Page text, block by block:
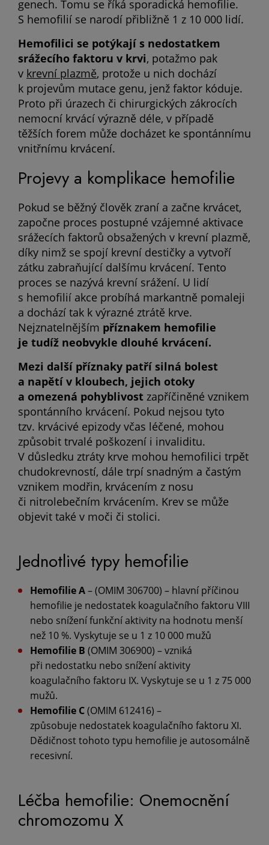
genech. Tomu se říká sporadická hemofilie.
S hemofilií se narodí přibližně 1 z 10 000 lidí.
Hemofilici se potýkají s nedostatkem
srážecího faktoru v krvi, potažmo pak
v krevní plazmě, protože u nich dochází
k projevům mutace genu, jenž faktor kóduje.
Proto při úrazech či chirurgických zákrocích
nemocní krvácí výrazně déle, v případě
těžších forem může docházet ke spontánnímu
vnitřnímu krvácení.
Projevy a komplikace hemofilie
Pokud se běžný člověk zraní a začne krvácet,
započne proces postupné vzájemné aktivace
srážecích faktorů obsažených v krevní plazmě,
díky nimž se spojí krevní destičky a vytvoří
zátku zabraňující dalšímu krvácení. Tento
proces se nazývá krevní srážení. U lidí
s hemofilií akce probíhá markantně pomaleji
a dochází tak k výrazné ztrátě krve.
Nejznatelnějším příznakem hemofilie
je tudíž neobvykle dlouhé krvácení.
Mezi další příznaky patří silná bolest
a napětí v kloubech, jejich otoky
a omezená pohyblivost zapříčiněné vznikem
spontánního krvácení. Pokud nejsou tyto
tzv. krvácivé epizody včas léčené, mohou
způsobit trvalé poškození i invaliditu.
V důsledku ztráty krve mohou hemofilici trpět
chudokrevností, dále trpí snadným a častým
vznikem modřin, krvácením z nosu
či nitrolebečním krvácením. Krev se může
objevit také v moči či stolici.
Jednotlivé typy hemofilie
Hemofilie A– (OMIM 306700) – hlavní příčinou
hemofilie je nedostatek koagulačního faktoru VIII
nebo snížení funkční aktivity na hodnotu menší
než 10 %. Vyskytuje se u 1 z 10 000 mužů
Hemofilie B (OMIM 306900) – vzniká
při nedostatku nebo snížení aktivity
koagulačního faktoru IX. Vyskytuje se u 1 z 75 000
mužů.
Hemofilie C(OMIM 612416) –
způsobuje nedostatek koagulačního faktoru XI.
Dědičnost tohoto typu hemofilie je autosomálně
recesivní.
Léčba hemofilie: Onemocnění
chromozomu X